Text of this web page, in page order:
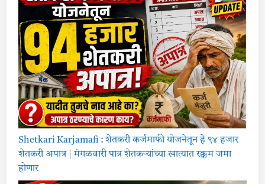
Shetkari Karjamafi : शेतकरी कर्जमाफी योजनेतून हे ९४ हजार
शेतकरी अपात्र | मंगळवारी पात्र शेतकऱ्यांच्या खात्यात रक्कम जमा
होणार